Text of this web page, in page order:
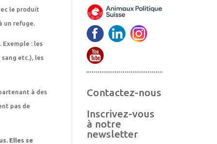
le produit
un refuge.
Exemple : les
etc.), les
à des
pas de
Elles se
Contactez-nous
Inscrivez-vous
à notre
newsletter